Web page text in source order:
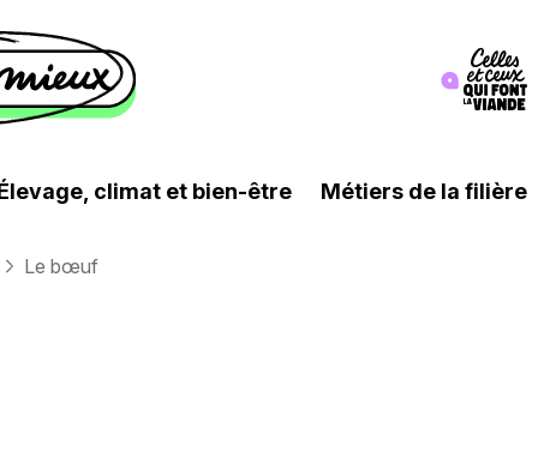
Image
climat et bien-être Métiers de la filière
Le bœuf